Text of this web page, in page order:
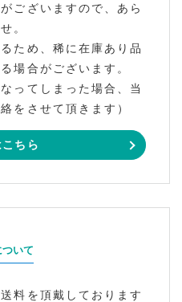
ございますので、あら
。
ため、稀に在庫あり品
場合がございます。
ってしまった場合、当
をさせて頂きます）
ちら
いて
料を頂戴しております